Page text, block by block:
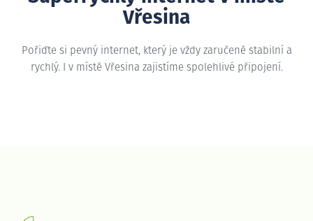
Vřesina
Pořiďte si pevný internet, který je vždy zaručeně stabilní a
rychlý. I v místě Vřesina zajistíme spolehlivé připojení.